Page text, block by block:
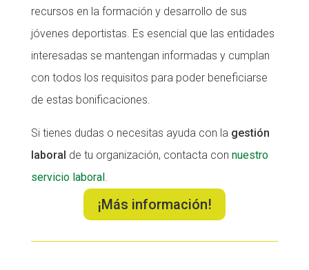
recursos en la formación y desarrollo de sus
jóvenes deportistas. Es esencial que las entidades
interesadas se mantengan informadas y cumplan
con todos los requisitos para poder beneficiarse
de estas bonificaciones.
Si tienes dudas o necesitas ayuda con la gestión
laboral de tu organización, contacta con nuestro
servicio laboral.
¡Más información!